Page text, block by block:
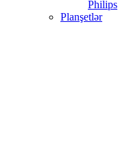
Philips
Planşetlər